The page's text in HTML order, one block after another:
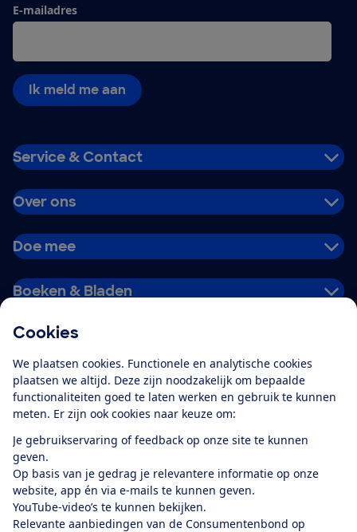
Cookies
We plaatsen cookies. Functionele en analytische cookies
plaatsen we altijd. Deze zijn noodzakelijk om bepaalde
functionaliteiten goed te laten werken en gebruik te kunnen
meten. Er zijn ook cookies naar keuze om:
Je gebruikservaring of feedback op onze site te kunnen
geven.
Op basis van je gedrag je relevantere informatie op onze
website, app én via e-mails te kunnen geven.
YouTube-video’s te kunnen bekijken.
Relevante aanbiedingen van de Consumentenbond op
E-mailadres
Ik meld me aan
Service & Contact
Over ons
Doe mee
Boeken & Bladen
Alles over de
app
Algemene Voorwaarden
Privacyverklaring
Cookiebeleid
Privacyvoorkeuren